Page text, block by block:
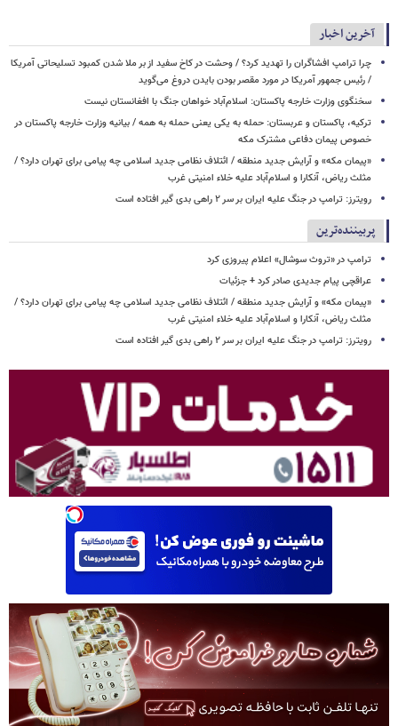
آخرین اخبار
چرا ترامپ افشاگران را تهدید کرد؟ / وحشت در کاخ سفید از بر ملا شدن کمبود تسلیحاتی آمریکا
/ رئیس جمهور آمریکا در مورد مقصر بودن بایدن دروغ می‌گوید
سخنگوی وزارت خارجه پاکستان: اسلام‌آباد خواهان جنگ با افغانستان نیست
ترکیه، پاکستان و عربستان: حمله به یکی یعنی حمله به همه / بیانیه وزارت خارجه پاکستان در
خصوص پیمان دفاعی مشترک مکه
«پیمان مکه» و آرایش جدید منطقه / ائتلاف نظامی جدید اسلامی چه پیامی برای تهران دارد؟ /
مثلث ریاض، آنکارا و اسلام‌آباد علیه خلاء امنیتی غرب
رویترز: ترامپ در جنگ علیه ایران بر سر ۲ راهی بدی گیر افتاده است
پربیننده‌ترین
ترامپ در «تروث سوشال» اعلام پیروزی کرد
عراقچی پیام جدیدی صادر کرد + جزئیات
«پیمان مکه» و آرایش جدید منطقه / ائتلاف نظامی جدید اسلامی چه پیامی برای تهران دارد؟ /
مثلث ریاض، آنکارا و اسلام‌آباد علیه خلاء امنیتی غرب
رویترز: ترامپ در جنگ علیه ایران بر سر ۲ راهی بدی گیر افتاده است